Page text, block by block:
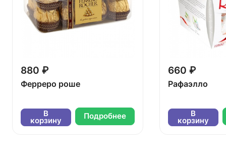
880 ₽
Ферреро роше
В
корзину Подробнее
660 ₽
Рафаэлло
В
корзину